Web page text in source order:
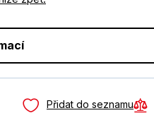
Přidat do seznamu